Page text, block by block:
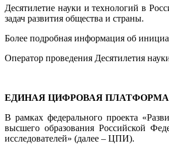
Десятилетие науки и технологий в
задач развития общества и страны.
Более подробная информация об
Оператор проведения Десятилетия
ЕДИНАЯ ЦИФРОВАЯ
В рамках федерального проекта
высшего образования Российской
исследователей» (далее – ЦПИ).